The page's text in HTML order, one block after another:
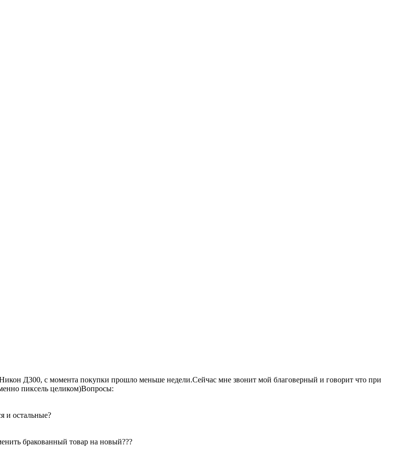
Д300, с момента покупки прошло меньше недели.Сейчас мне звонит мой благоверный и говорит что при
пиксель целиком)Вопросы:
и остальные?
бракованный товар на новый???